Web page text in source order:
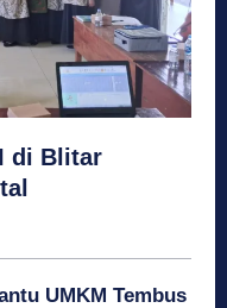
di Blitar
UMKM Tembus